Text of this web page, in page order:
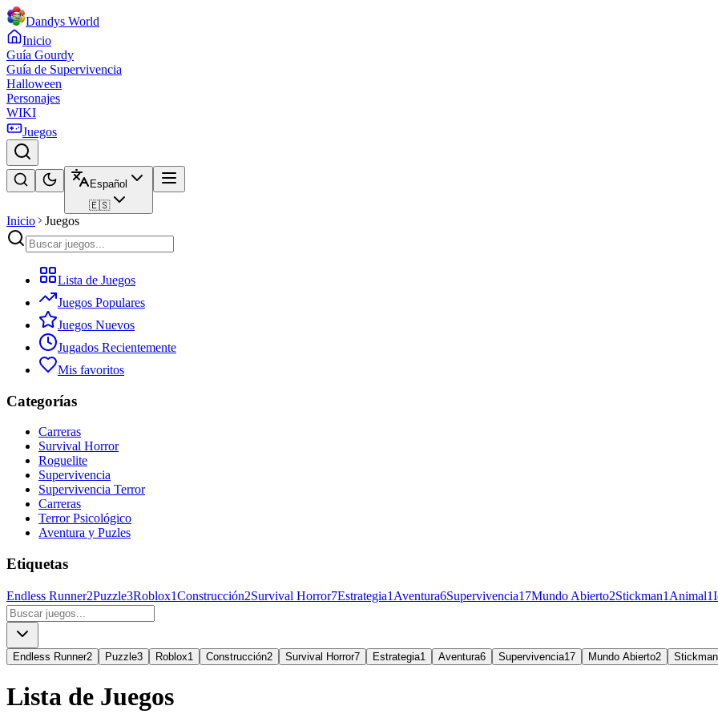
Dandys World
Inicio
Guía Gourdy
Guía de Supervivencia
Halloween
Personajes
WIKI
Juegos
Español
🇪🇸
Inicio Juegos
Lista de Juegos
Juegos Populares
Juegos Nuevos
Jugados Recientemente
Mis favoritos
Categorías
Carreras
Survival Horror
Roguelite
Supervivencia
Supervivencia Terror
Carreras
Terror Psicológico
Aventura y Puzles
Etiquetas
Endless Runner2Puzzle3Roblox1Construcción2Survival Horror7Estrategia1 Aventura6Supervivencia17Mundo Abierto2Stickman1 Animal1
Endless Runner2 Puzzle3 Roblox1 Construcción2 Survival Horror7 Estrategia1 Aventura6 Supervivencia17 Mundo Abierto2 Stickman
Lista de Juegos